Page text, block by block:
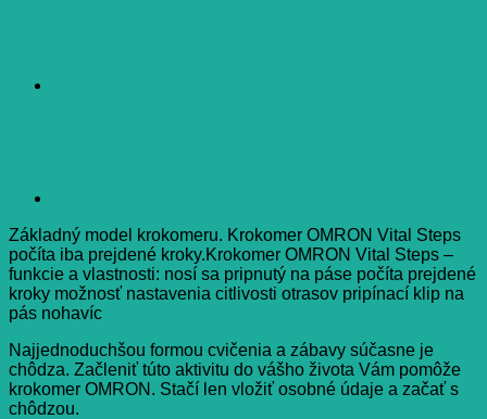
Základný model krokomeru. Krokomer OMRON Vital Steps
počíta iba prejdené kroky.Krokomer OMRON Vital Steps –
funkcie a vlastnosti: nosí sa pripnutý na páse počíta prejdené
kroky možnosť nastavenia citlivosti otrasov pripínací klip na
pás nohavíc
Najjednoduchšou formou cvičenia a zábavy súčasne je
chôdza. Začleniť túto aktivitu do vášho života Vám pomôže
krokomer OMRON. Stačí len vložiť osobné údaje a začať s
chôdzou.